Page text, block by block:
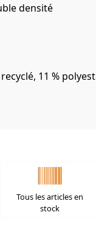
densité
11 %
Tous les articles en
stock